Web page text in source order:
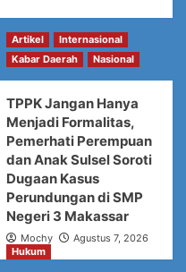
Artikel
Internasional
Kabar Daerah
Nasional
TPPK Jangan Hanya
Menjadi Formalitas,
Pemerhati Perempuan
dan Anak Sulsel Soroti
Dugaan Kasus
Perundungan di SMP
Negeri 3 Makassar
Mochy Agustus 7, 2026
Hukum